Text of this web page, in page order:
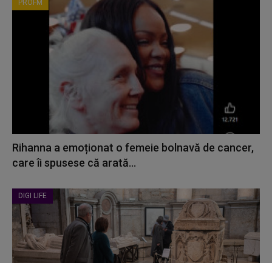
PROFM
Rihanna a emoționat o femeie bolnavă de cancer,
care îi spusese că arată...
DIGI LIFE